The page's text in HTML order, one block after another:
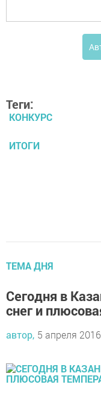
Теги:
КОНКУРС
ИТОГИ
ТЕМА ДНЯ
Сегодня в
снег и
автор, 5 апреля